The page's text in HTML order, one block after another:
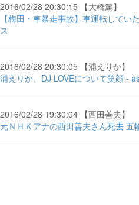
2016/02/28 20:30:15 【大橋篤】
【梅田・車暴走事故】車運転して
ス
2016/02/28 20:30:05 【浦えりか】
浦えりか、DJ LOVEについて笑顔 -
2016/02/28 19:30:04 【西田善夫】
元ＮＨＫアナの西田善夫さん死去